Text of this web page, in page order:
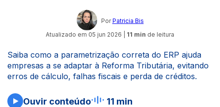
Por Patricia Bis
Atualizado em 05 jun 2026 11 min de leitura
Saiba como a parametrização correta do ERP ajuda
empresas a se adaptar à Reforma Tributária, evitando
erros de cálculo, falhas fiscais e perda de créditos.
Ouvir conteúdo 11 min